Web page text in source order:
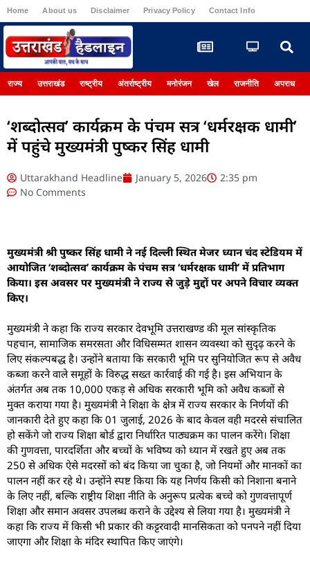
Home About us Disclaimer Privacy Policy Contact Info
राज्य उत्तराखंड राष्ट्रीय अंतर्राष्ट्रीय मनोरंजन खेल राजनीति अपराध
‘शब्दोत्सव’ कार्यक्रम के पंचम सत्र ‘धर्मरक्षक धामी’
में पहुंचे मुख्यमंत्री पुष्कर सिंह धामी
Uttarakhand Headline January 5, 2026
2:35 pm
No Comments
मुख्यमंत्री श्री पुष्कर सिंह धामी ने नई दिल्ली स्थित मेजर ध्यान चंद स्टेडियम में
आयोजित ‘शब्दोत्सव’ कार्यक्रम के पंचम सत्र ‘धर्मरक्षक धामी’ में प्रतिभाग
किया। इस अवसर पर मुख्यमंत्री ने राज्य से जुड़े मुद्दों पर अपने विचार व्यक्त
किए।
मुख्यमंत्री ने कहा कि राज्य सरकार देवभूमि उत्तराखण्ड की मूल सांस्कृतिक
पहचान, सामाजिक समरसता और विधिसम्मत शासन व्यवस्था को सुदृढ़ करने के
लिए संकल्पबद्ध है। उन्होंने बताया कि सरकारी भूमि पर सुनियोजित रूप से अवैध
कब्जा करने वाले समूहों के विरुद्ध सख्त कार्रवाई की गई है। इस अभियान के
अंतर्गत अब तक 10,000 एकड़ से अधिक सरकारी भूमि को अवैध कब्जों से
मुक्त कराया गया है। मुख्यमंत्री ने शिक्षा के क्षेत्र में राज्य सरकार के निर्णयों की
जानकारी देते हुए कहा कि 01 जुलाई, 2026 के बाद केवल वही मदरसे संचालित
हो सकेंगे जो राज्य शिक्षा बोर्ड द्वारा निर्धारित पाठ्यक्रम का पालन करेंगे। शिक्षा
की गुणवत्ता, पारदर्शिता और बच्चों के भविष्य को ध्यान में रखते हुए अब तक
250 से अधिक ऐसे मदरसों को बंद किया जा चुका है, जो नियमों और मानकों का
पालन नहीं कर रहे थे। उन्होंने स्पष्ट किया कि यह निर्णय किसी को निशाना बनाने
के लिए नहीं, बल्कि राष्ट्रीय शिक्षा नीति के अनुरूप प्रत्येक बच्चे को गुणवत्तापूर्ण
शिक्षा और समान अवसर उपलब्ध कराने के उद्देश्य से लिया गया है। मुख्यमंत्री ने
कहा कि राज्य में किसी भी प्रकार की कट्टरवादी मानसिकता को पनपने नहीं दिया
जाएगा और शिक्षा के मंदिर स्थापित किए जाएंगे।